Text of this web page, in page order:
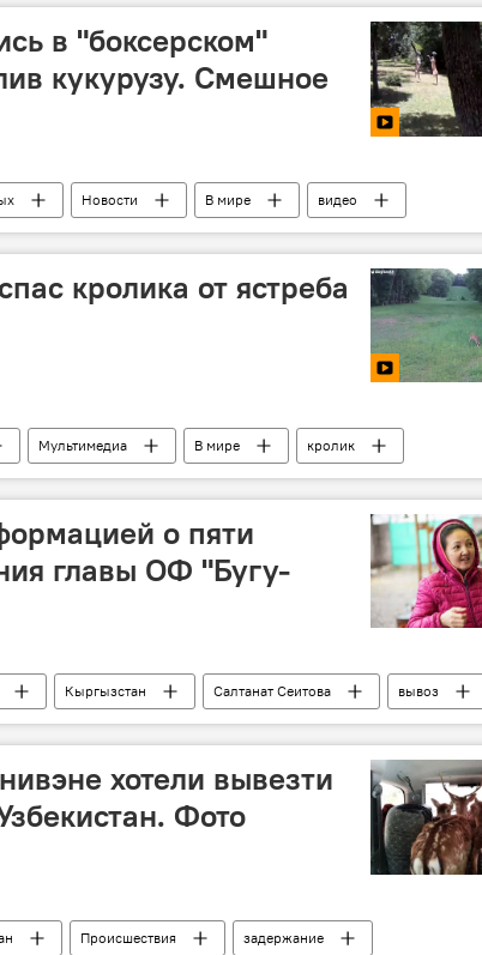
в "боксерском"
кукурузу. Смешное
Новости В мире
видео
Техас драка бокс
кролика от ястреба
Мультимедиа В мире
кролик
из мира животных
о пяти
главы ОФ "Бугу-
Кыргызстан Салтанат Сеитова
вывоз
хотели вывезти
Фото
Происшествия
задержание